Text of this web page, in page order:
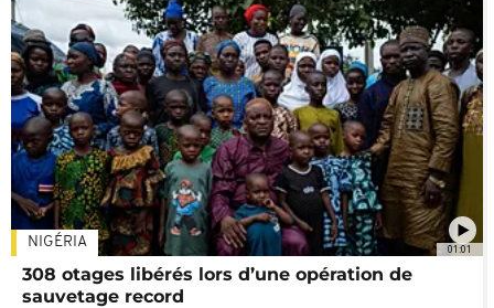
01:01
NIGÉRIA
308 otages libérés lors d’une opération de
sauvetage record